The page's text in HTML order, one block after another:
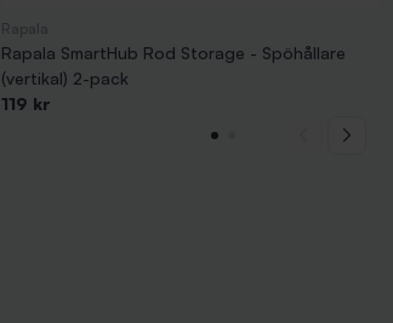
Rapala SmartHub Rod Storage - Spöhållare
(vertikal) 2-pack
119 kr